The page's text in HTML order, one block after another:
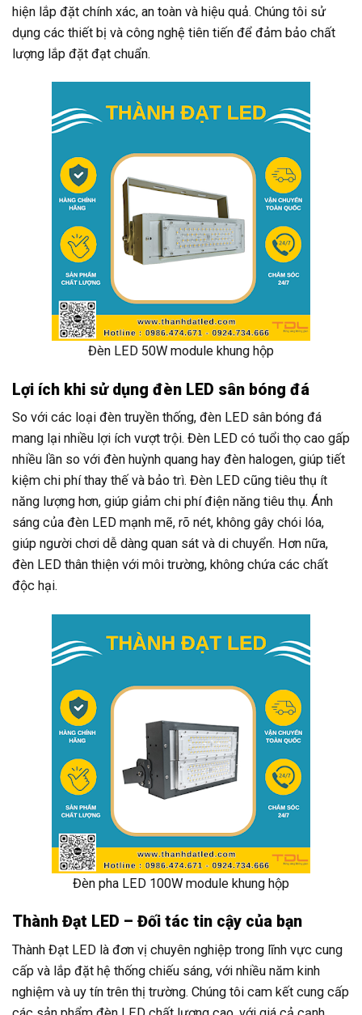
hiện lắp đặt chính xác, an toàn và hiệu quả. Chúng tôi sử
dụng các thiết bị và công nghệ tiên tiến để đảm bảo chất
lượng lắp đặt đạt chuẩn.
Đèn LED 50W module khung hộp
Lợi ích khi sử dụng đèn LED sân bóng đá
So với các loại đèn truyền thống, đèn LED sân bóng đá
mang lại nhiều lợi ích vượt trội. Đèn LED có tuổi thọ cao gấp
nhiều lần so với đèn huỳnh quang hay đèn halogen, giúp tiết
kiệm chi phí thay thế và bảo trì. Đèn LED cũng tiêu thụ ít
năng lượng hơn, giúp giảm chi phí điện năng tiêu thụ. Ánh
sáng của đèn LED mạnh mẽ, rõ nét, không gây chói lóa,
giúp người chơi dễ dàng quan sát và di chuyển. Hơn nữa,
đèn LED thân thiện với môi trường, không chứa các chất
độc hại.
Đèn pha LED 100W module khung hộp
Thành Đạt LED – Đối tác tin cậy của bạn
Thành Đạt LED là đơn vị chuyên nghiệp trong lĩnh vực cung
cấp và lắp đặt hệ thống chiếu sáng, với nhiều năm kinh
nghiệm và uy tín trên thị trường. Chúng tôi cam kết cung cấp